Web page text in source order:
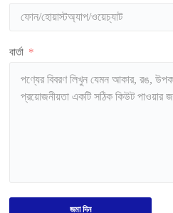
বার্তা
জমা দিন